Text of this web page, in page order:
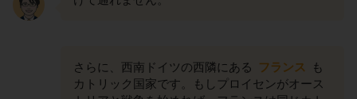
さらに、西南ドイツの西隣にある フランス
も
カトリック国家です。もしプロイセンがオース